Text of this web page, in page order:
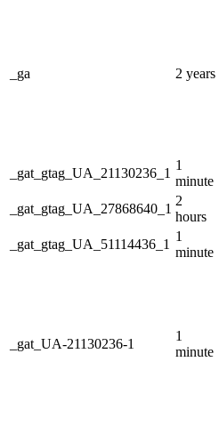
_ga 2 years
_gat_gtag_UA_21130236_1
1
minute
_gat_gtag_UA_27868640_1
2
hours
_gat_gtag_UA_51114436_1
1
minute
_gat_UA-21130236-1
1
minute